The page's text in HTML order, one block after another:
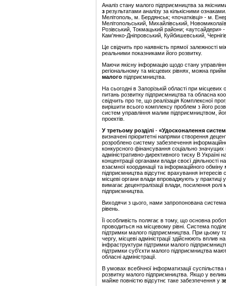
Аналіз стану малого підприємництва за
з результатами аналізу за кількісними
Мелітополь, м. Бердянськ; «початківці» - м.
Мелітопольський, Михайлівський,
Розівський, Токмацький райони; «аутсайдери»
Кам'янко-Дніпровський, Куйбишевський,
Це свідчить про наявність прямої залежності
реальними показниками його розвитку.
Маючи якісну інформацію щодо стану
регіональному та місцевих рівнях, можна
малого підприємництва.
На сьогодні в Запорізькій області при
питань розвитку підприємництва та обласна
свідчить про те, що реалізація Комплексної
вирішити всього комплексу проблем з його
систем управління малим підприємництвом,
проектів.
У третьому розділі - «Удосконалення
визначені пріоритетні напрями створення
розроблено систему забезпечення
конкурсного фінансування соціально
адміністративно-директивного тиску В
концентрації органами влади своєї діяльності
взаємної координації та інформаційного
підприємництва відсутнє врахування
місцеві органи влади впроваджують у практиці
вимагає децентралізації влади, посилення ролі
підприємництва.
Виходячи з цього, нами запропонована
рівень.
Її особливість полягає в тому, що основна
проводиться на місцевому рівні. Система
підтримки малого підприємництва. При цьому
чергу, місцеві адміністрації здійснюють вплив
інфраструктури підтримки малого
підтримки суб'єкти малого підприємництва
обласні адміністрації.
В умовах всебічної інформатизації
розвитку малого підприємництва. Якщо у
майже повністю відсутнє таке забезпечення у